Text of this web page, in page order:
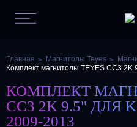
Главная Магнитолы Teyes
Комплект магнитолы TEYES CC3
КОМПЛЕКТ
CC3 2K 9.5" ДЛЯ
2009-2013